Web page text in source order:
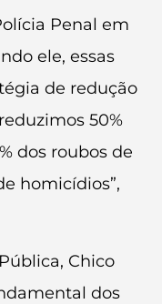
Penal em
ele, essas
de redução
50%
dos roubos de
homicídios”,
Chico
dos